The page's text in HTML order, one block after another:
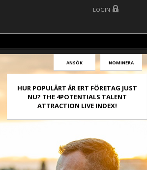
LOGIN
ANSÖK NOMINERA
HUR POPULÄRT ÄR ERT FÖRETAG JUST
NU? THE 4POTENTIALS TALENT
ATTRACTION LIVE INDEX!